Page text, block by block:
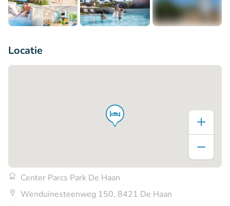
Locatie
Center Parcs Park De Haan
Wenduinesteenweg 150, 8421 De Haan